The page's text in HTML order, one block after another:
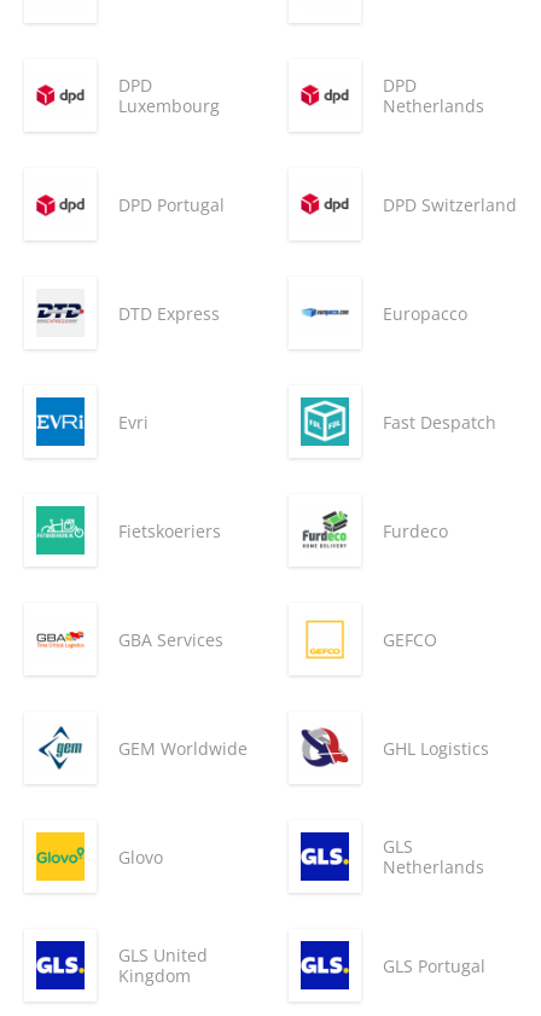
DPD
Luxembourg
DPD
Netherlands
DPD Portugal DPD Switzerland
DTD Express Europacco
Evri Fast Despatch
Fietskoeriers Furdeco
GBA Services GEFCO
GEM Worldwide GHL Logistics
Glovo
GLS
Netherlands
GLS United
Kingdom
GLS Portugal